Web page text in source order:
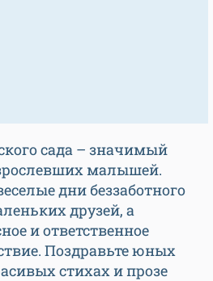
сада – значимый
малышей.
дни беззаботного
друзей, а
и ответственное
Поздравьте юных
стихах и прозе